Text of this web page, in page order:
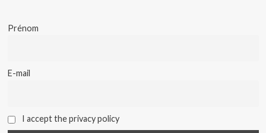
Prénom
E-mail
I accept the privacy policy